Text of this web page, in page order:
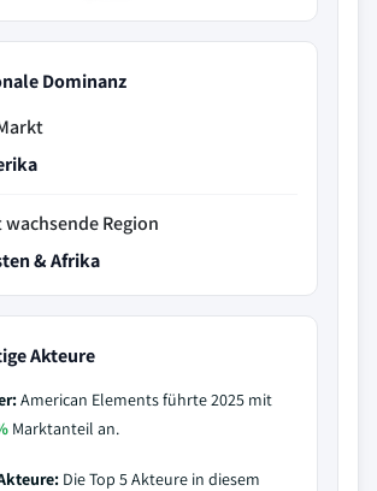
Dominanz
Region
& Afrika
Akteure
American Elements führte 2025 mit
Marktanteil an.
Die Top 5 Akteure in diesem